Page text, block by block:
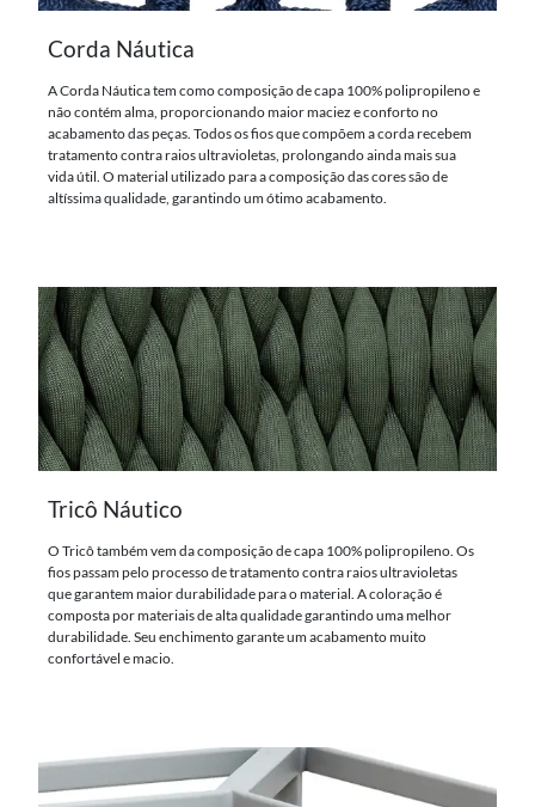
Corda Náutica
A Corda Náutica tem como composição de capa 100% polipropileno e
não contém alma, proporcionando maior maciez e conforto no
acabamento das peças. Todos os fios que compõem a corda recebem
tratamento contra raios ultravioletas, prolongando ainda mais sua
vida útil. O material utilizado para a composição das cores são de
altíssima qualidade, garantindo um ótimo acabamento.
Tricô Náutico
O Tricô também vem da composição de capa 100% polipropileno. Os
fios passam pelo processo de tratamento contra raios ultravioletas
que garantem maior durabilidade para o material. A coloração é
composta por materiais de alta qualidade garantindo uma melhor
durabilidade. Seu enchimento garante um acabamento muito
confortável e macio.